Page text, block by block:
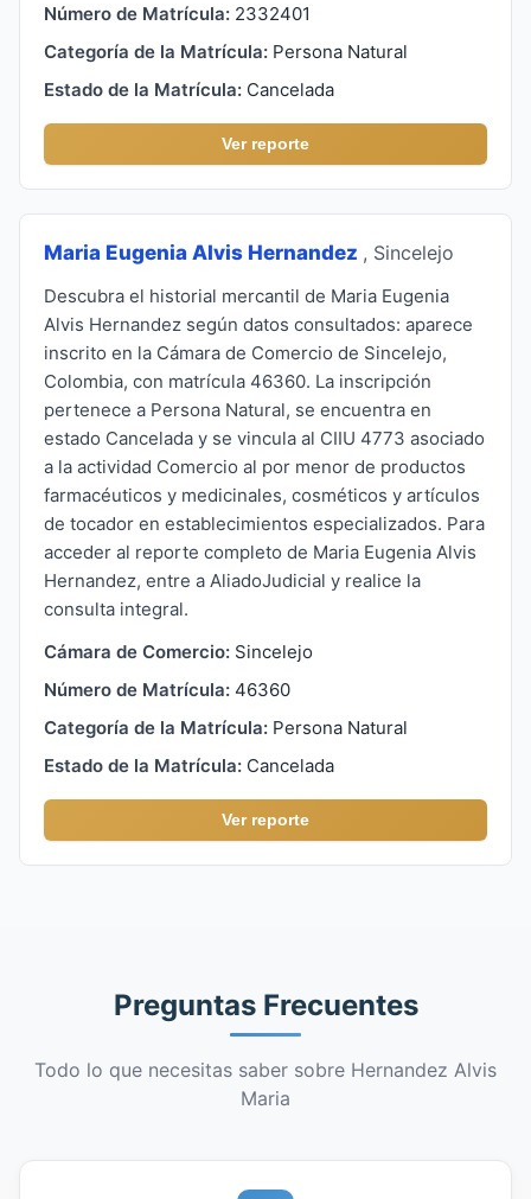
Número de Matrícula: 2332401
Categoría de la Matrícula: Persona Natural
Estado de la Matrícula: Cancelada
Ver reporte
Maria Eugenia Alvis Hernandez , Sincelejo
Descubra el historial mercantil de Maria Eugenia
Alvis Hernandez según datos consultados: aparece
inscrito en la Cámara de Comercio de Sincelejo,
Colombia, con matrícula 46360. La inscripción
pertenece a Persona Natural, se encuentra en
estado Cancelada y se vincula al CIIU 4773 asociado
a la actividad Comercio al por menor de productos
farmacéuticos y medicinales, cosméticos y artículos
de tocador en establecimientos especializados. Para
acceder al reporte completo de Maria Eugenia Alvis
Hernandez, entre a AliadoJudicial y realice la
consulta integral.
Cámara de Comercio: Sincelejo
Número de Matrícula: 46360
Categoría de la Matrícula: Persona Natural
Estado de la Matrícula: Cancelada
Ver reporte
Preguntas Frecuentes
Todo lo que necesitas saber sobre Hernandez Alvis
Maria